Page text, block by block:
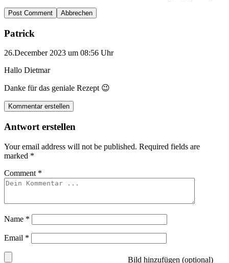
Abbrechen
Patrick
26.December 2023 um 08:56 Uhr
Hallo Dietmar
Danke für das geniale Rezept 😉
Kommentar erstellen
Antwort erstellen
Your email address will not be published. Required fields are
marked *
Comment *
Name *
Email *
Bild hinzufügen (optional)